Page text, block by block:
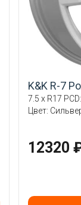
K&K R-7
7.5 x R17
Цвет:
12320